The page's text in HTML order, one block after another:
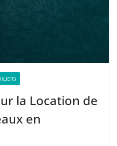
la Location de
en